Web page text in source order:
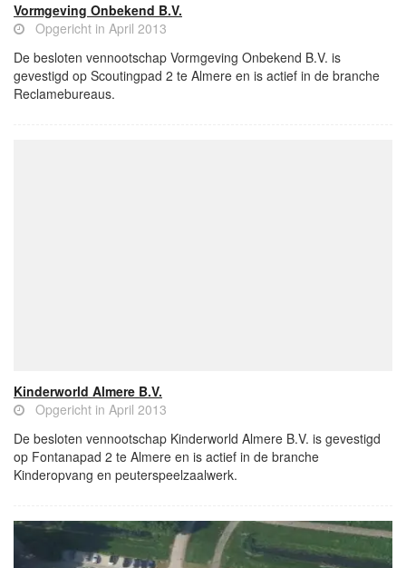
Vormgeving Onbekend B.V.
Opgericht in April 2013
De besloten vennootschap Vormgeving Onbekend B.V. is
gevestigd op Scoutingpad 2 te Almere en is actief in de branche
Reclamebureaus.
Kinderworld Almere B.V.
Opgericht in April 2013
De besloten vennootschap Kinderworld Almere B.V. is gevestigd
op Fontanapad 2 te Almere en is actief in de branche
Kinderopvang en peuterspeelzaalwerk.